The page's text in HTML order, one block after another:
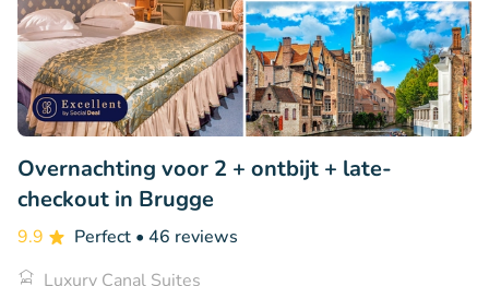
Overnachting voor 2 + ontbijt + late-
checkout in Brugge
9.9 Perfect • 46 reviews
Luxury Canal Suites